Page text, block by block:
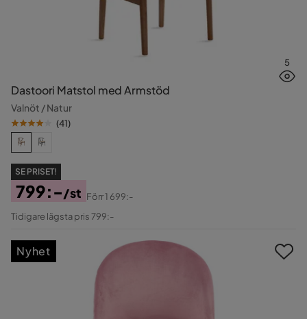
5
Dastoori Matstol med Armstöd
Valnöt / Natur
(41)
SE PRISET!
Pris
799:-/st
Original
Förr1 699:-
Tidigare lägsta pris 799:-
Nyhet